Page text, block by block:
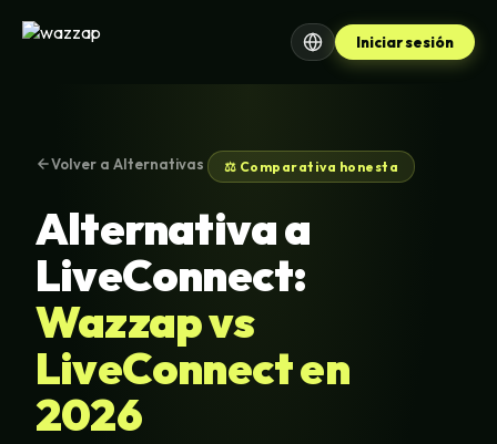
Iniciar sesión
Volver a Alternativas ⚖️ Comparativa honesta
Alternativa a
LiveConnect:
Wazzap vs
LiveConnect en
2026